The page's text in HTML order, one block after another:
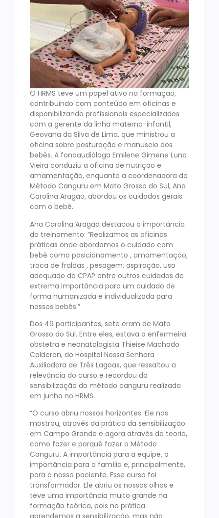
O HRMS teve um papel ativo na formação,
contribuindo com conteúdo em oficinas e
disponibilizando profissionais especializados
com a gerente da linha materno-infantil,
Geovana da Silva de Lima, que ministrou a
oficina sobre posturação e manuseio dos
bebês. A fonoaudióloga Emilene Gimene Luna
Vieira conduziu a oficina de nutrição e
amamentação, enquanto a coordenadora do
Método Canguru em Mato Grosso do Sul, Ana
Carolina Aragão, abordou os cuidados gerais
com o bebê.
Ana Carolina Aragão destacou a importância
do treinamento: “Realizamos as oficinas
práticas onde abordamos o cuidado com
bebê como posicionamento , amamentação,
troca de fraldas , pesagem, aspiração, uso
adequado do CPAP entre outros cuidados de
extrema importância para um cuidado de
forma humanizada e individualizada para
nossos bebês.”
Dos 49 participantes, sete eram de Mato
Grosso do Sul. Entre eles, estava a enfermeira
obstetra e neonatologista Thieise Machado
Calderon, do Hospital Nossa Senhora
Auxiliadora de Três Lagoas, que ressaltou a
relevância do curso e recordou da
sensibilização do método canguru realizada
em junho no HRMS.
“O curso abriu nossos horizontes. Ele nos
mostrou, através da prática da sensibilização
em Campo Grande e agora através da teoria,
como fazer e porquê fazer o Método
Canguru. A importância para a equipe, a
importância para a família e, principalmente,
para o nosso paciente. Esse curso foi
transformador. Ele abriu os nossos olhos e
teve uma importância muito grande na
formação teórica, pois na prática